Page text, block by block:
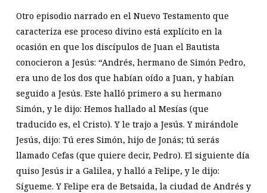
Otro episodio narrado en el Nuevo Testamento que
caracteriza ese proceso divino está explícito en la
ocasión en que los discípulos de Juan el Bautista
conocieron a Jesús: “Andrés, hermano de Simón Pedro,
era uno de los dos que habían oído a Juan, y habían
seguido a Jesús. Este halló primero a su hermano
Simón, y le dijo: Hemos hallado al Mesías (que
traducido es, el Cristo). Y le trajo a Jesús. Y mirándole
Jesús, dijo: Tú eres Simón, hijo de Jonás; tú serás
llamado Cefas (que quiere decir, Pedro). El siguiente día
quiso Jesús ir a Galilea, y halló a Felipe, y le dijo:
Sígueme. Y Felipe era de Betsaida, la ciudad de Andrés y